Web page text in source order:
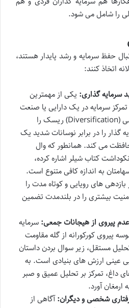
را شامل می شود.
حفظ سرمایه و رشد پایدار هستند،
اتخاذ کنند:
سرمایه گذاری: یکی از مهمترین
سرمایه در یک دارایی یا صنعت
خاص است. تنوع بخشی (Diversification) ریسک را
را در برابر نوسانات شدید یک
می کند. همانطور که وال
کتاب شیلر اشاره کرده،
به اندازه کافی متنوع است.
های رویایی و کوتاه مدت را
امنیت بیشتری را در بلندمدت تضمین
پیروی از هیجانات جمعی: سرمایه
پیروی کورکورانه از گله مقاومت
مستقل، زیر سوال بردن داستان
عینی ارزش های بنیادی است. به
داغ، تمرکز بر تحلیل عمیق و صبر
ارمغان آورد.
شخصی و دیگران:آگاهی از